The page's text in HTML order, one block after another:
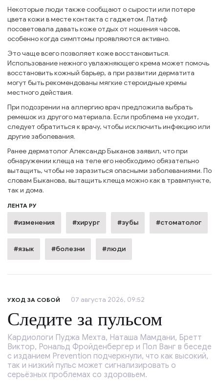
Некоторые люди также сообщают о сырости или потере
цвета кожи в месте контакта с гаджетом. Латиф
посоветовала давать коже отдых от ношения часов,
особенно когда симптомы проявляются активно.
Это чаще всего позволяет коже восстановиться.
Использование нежного увлажняющего крема может помочь
восстановить кожный барьер, а при развитии дерматита
могут быть рекомендованы мягкие стероидные кремы
местного действия.
При подозрении на аллергию врач предложила выбрать
ремешок из другого материала. Если проблема не уходит,
следует обратиться к врачу, чтобы исключить инфекцию или
другие заболевания.
Ранее дерматолог Александр Быканов заявил, что при
обнаружении клеща на теле его необходимо обязательно
вытащить, чтобы не заразиться опасными заболеваниями. По
словам Быканова, вытащить клеща можно как в травмпункте,
так и дома.
ЛЕНТА РУ
#изменения #хирург #зубы #стоматолог
#язык #болезни #люди
УХОД ЗА СОБОЙ 07 августа 2026, 09:52
Следите за пульсом
Кардиологи Пуджа Мехта, Наташа Мамдани, Бретт
Виктор, Рональд Фройденбергер и Пол Ванг в беседе
с изданием Prevention подчеркнули, что как высокий,
так и низкий пульс может сигнализировать о
серьёзных проблемах со здоровьем.